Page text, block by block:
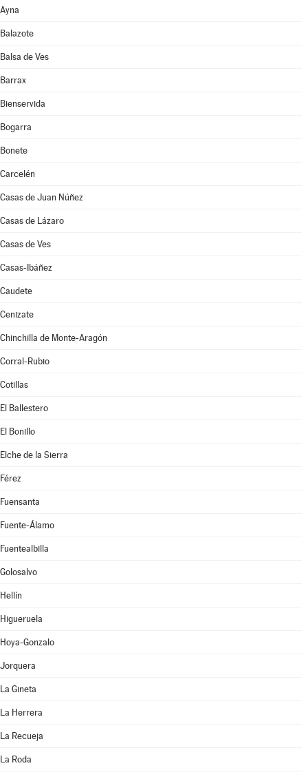
Ayna
Balazote
Balsa de Ves
Barrax
Bienservida
Bogarra
Bonete
Carcelén
Casas de Juan Núñez
Casas de Lázaro
Casas de Ves
Casas-Ibáñez
Caudete
Cenizate
Chinchilla de Monte-Aragón
Corral-Rubio
Cotillas
El Ballestero
El Bonillo
Elche de la Sierra
Férez
Fuensanta
Fuente-Álamo
Fuentealbilla
Golosalvo
Hellín
Higueruela
Hoya-Gonzalo
Jorquera
La Gineta
La Herrera
La Recueja
La Roda